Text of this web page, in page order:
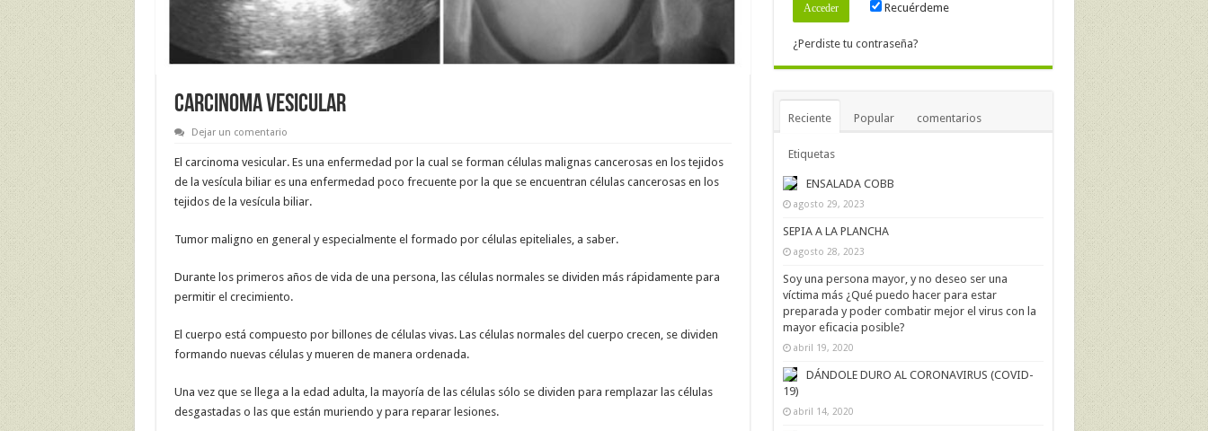
CARCINOMA VESICULAR
Dejar un comentario
El carcinoma vesicular. Es una enfermedad por la cual se forman células malignas cancerosas en los tejidos
de la vesícula biliar es una enfermedad poco frecuente por la que se encuentran células cancerosas en los
tejidos de la vesícula biliar.
Tumor maligno en general y especialmente el formado por células epiteliales, a saber.
Durante los primeros años de vida de una persona, las células normales se dividen más rápidamente para
permitir el crecimiento.
El cuerpo está compuesto por billones de células vivas. Las células normales del cuerpo crecen, se dividen
formando nuevas células y mueren de manera ordenada.
Una vez que se llega a la edad adulta, la mayoría de las células sólo se dividen para remplazar las células
desgastadas o las que están muriendo y para reparar lesiones.
Recuérdeme
¿Perdiste tu contraseña?
Reciente Popular comentarios
Etiquetas
ENSALADA COBB
agosto 29, 2023
SEPIA A LA PLANCHA
agosto 28, 2023
Soy una persona mayor, y no deseo ser una
víctima más ¿Qué puedo hacer para estar
preparada y poder combatir mejor el virus con la
mayor eficacia posible?
abril 19, 2020
DÁNDOLE DURO AL CORONAVIRUS (COVID-
19)
abril 14, 2020